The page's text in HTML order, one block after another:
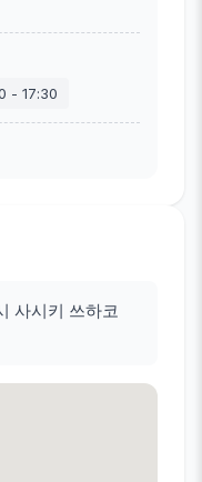
- 17:30
사시키 쓰하코